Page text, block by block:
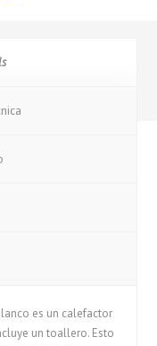
es un calefactor
un toallero. Esto